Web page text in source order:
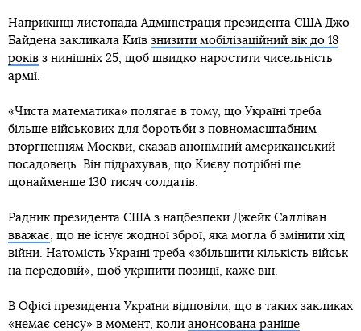
Наприкінці листопада Адміністрація президента США Джо
Байдена закликала Київ знизити мобілізаційний вік до 18
років з нинішніх 25, щоб швидко наростити чисельність
армії.
«Чиста математика» полягає в тому, що Україні треба
більше військових для боротьби з повномасштабним
вторгненням Москви, сказав анонімний американський
посадовець. Він підрахував, що Києву потрібні ще
щонайменше 130 тисяч солдатів.
Радник президента США з нацбезпеки Джейк Салліван
вважає, що не існує жодної зброї, яка могла б змінити хід
війни. Натомість Україні треба «збільшити кількість військ
на передовій», щоб укріпити позиції, каже він.
В Офісі президента України відповіли, що в таких закликах
«немає сенсу» в момент, коли анонсована раніше